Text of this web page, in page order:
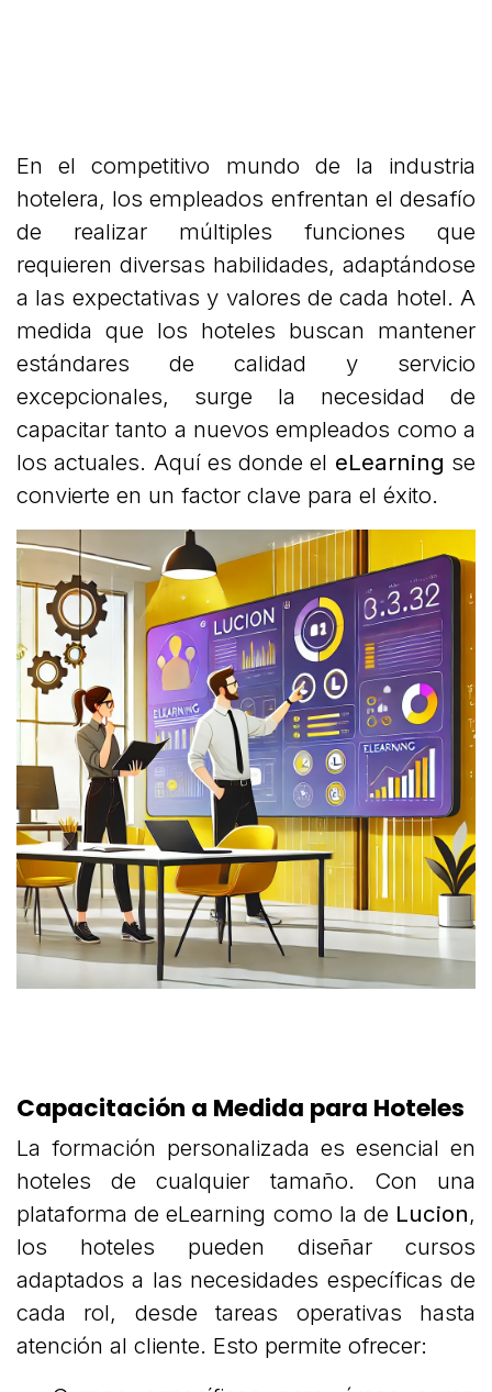
En el competitivo mundo de la industria
hotelera, los empleados enfrentan el desafío
de realizar múltiples funciones que
requieren diversas habilidades, adaptándose
a las expectativas y valores de cada hotel. A
medida que los hoteles buscan mantener
estándares de calidad y servicio
excepcionales, surge la necesidad de
capacitar tanto a nuevos empleados como a
los actuales. Aquí es donde el eLearning se
convierte en un factor clave para el éxito.
Capacitación a Medida para Hoteles
La formación personalizada es esencial en
hoteles de cualquier tamaño. Con una
plataforma de eLearning como la de Lucion,
los hoteles pueden diseñar cursos
adaptados a las necesidades específicas de
cada rol, desde tareas operativas hasta
atención al cliente. Esto permite ofrecer: